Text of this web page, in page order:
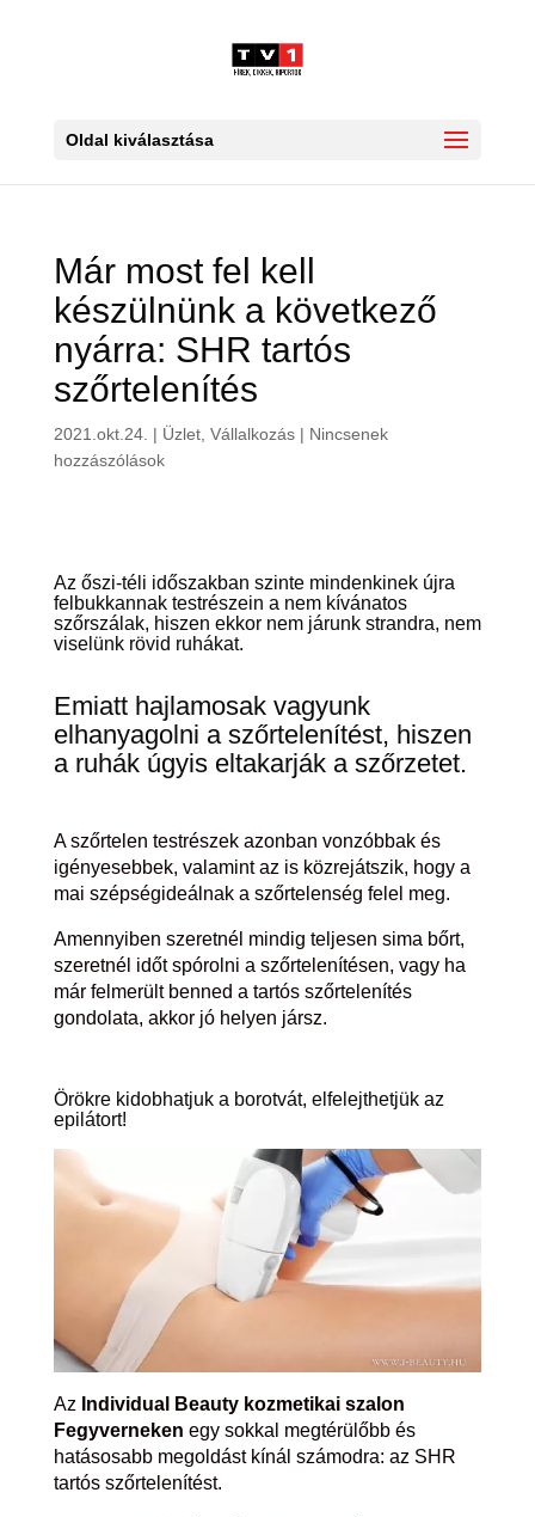
Oldal kiválasztása
Már most fel kell
készülnünk a következő
nyárra: SHR tartós
szőrtelenítés
2021.okt.24. | Üzlet, Vállalkozás| Nincsenek
hozzászólások
Az őszi-téli időszakban szinte mindenkinek újra
felbukkannak testrészein a nem kívánatos
szőrszálak, hiszen ekkor nem járunk strandra, nem
viselünk rövid ruhákat.
Emiatt hajlamosak vagyunk
elhanyagolni a szőrtelenítést, hiszen
a ruhák úgyis eltakarják a szőrzetet.
A szőrtelen testrészek azonban vonzóbbak és
igényesebbek, valamint az is közrejátszik, hogy a
mai szépségideálnak a szőrtelenség felel meg.
Amennyiben szeretnél mindig teljesen sima bőrt,
szeretnél időt spórolni a szőrtelenítésen, vagy ha
már felmerült benned a tartós szőrtelenítés
gondolata, akkor jó helyen jársz.
Örökre kidobhatjuk a borotvát, elfelejthetjük az
epilátort!
AzIndividual Beauty kozmetikai szalon
Fegyverneken egy sokkal megtérülőbb és
hatásosabb megoldást kínál számodra: az SHR
tartós szőrtelenítést.